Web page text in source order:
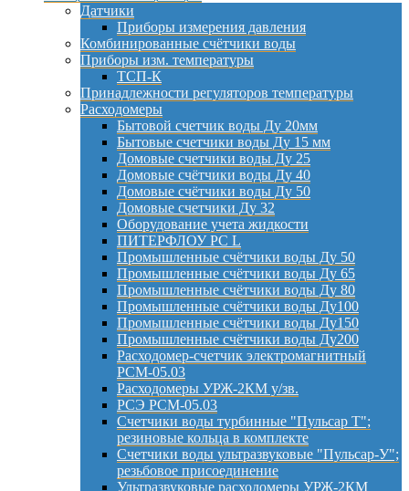
Датчики
Приборы измерения давления
Комбинированные счётчики воды
Приборы изм. температуры
ТСП-К
Принадлежности регуляторов температуры
Расходомеры
Бытовой счетчик воды Ду 20мм
Бытовые счетчики воды Ду 15 мм
Домовые счетчики воды Ду 25
Домовые счётчики воды Ду 40
Домовые счётчики воды Ду 50
Домовые счетчики Ду 32
Оборудование учета жидкости
ПИТЕРФЛОУ РС L
Промышленные счётчики воды Ду 50
Промышленные счётчики воды Ду 65
Промышленные счётчики воды Ду 80
Промышленные счётчики воды Ду100
Промышленные счётчики воды Ду150
Промышленные счётчики воды Ду200
Расходомер-счетчик электромагнитный
РСМ-05.03
Расходомеры УРЖ-2КМ у/зв.
РСЭ РСМ-05.03
Счетчики воды турбинные "Пульсар Т";
резиновые кольца в комплекте
Счетчики воды ультразвуковые "Пульсар-У";
резьбовое присоединение
Ультразвуковые расходомеры УРЖ-2КМ